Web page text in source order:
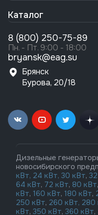
Каталог
8 (800) 250-75-89
Пн. - Пт. 9:00 - 18:00
bryansk@eag.su
Брянск
Бурова, 20/18
Дизельные
новосибирского
кВт, 24 кВт, 30 кВт,
64 кВт, 72 кВт, 80 кВт,
кВт, 160 кВт, 180 кВт,
250 кВт, 260 кВт, 280
кВт, 350 кВт, 360 кВт,